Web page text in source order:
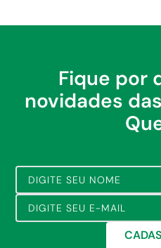
Fique por
novidades